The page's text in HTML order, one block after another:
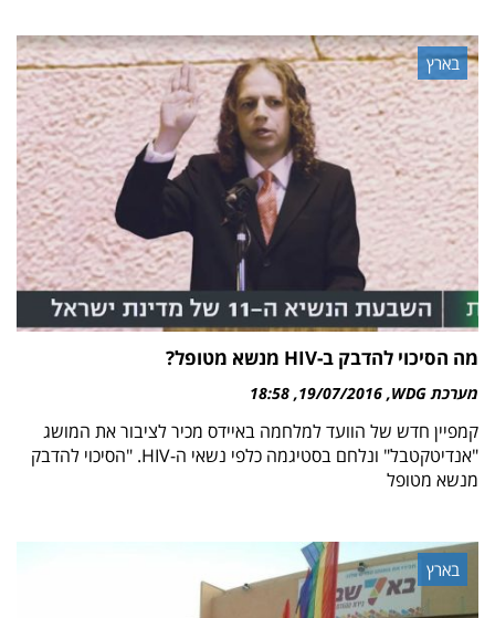
בארץ
מה הסיכוי להדבק ב-HIV מנשא מטופל?
מערכת WDG 19/07/2016
18:58
קמפיין חדש של הוועד למלחמה באיידס מכיר לציבור את המושג
"אנדיטקטבל" ונלחם בסטיגמה כלפי נשאי ה-HIV. "הסיכוי להדבק
מנשא מטופל
בארץ